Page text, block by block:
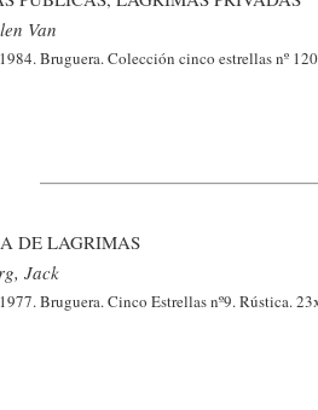
Van
Bruguera. Colección cinco estrellas nº
DE LAGRIMAS
Jack
Bruguera. Cinco Estrellas nº9. Rústica.